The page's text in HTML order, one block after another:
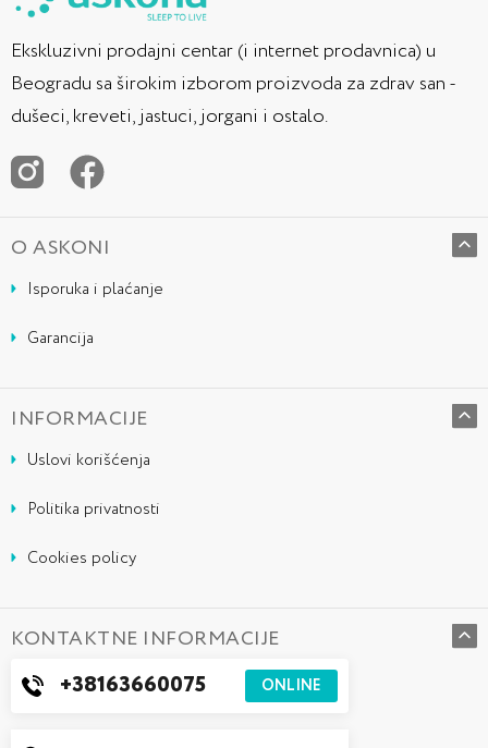
Ekskluzivni prodajni centar (i internet prodavnica) u
Beogradu sa širokim izborom proizvoda za zdrav san -
dušeci, kreveti, jastuci, jorgani i ostalo.
O ASKONI
Isporuka i plaćanje
Garancija
INFORMACIJE
Uslovi korišćenja
Politika privatnosti
Cookies policy
KONTAKTNE INFORMACIJE
+38163660075 ONLINE